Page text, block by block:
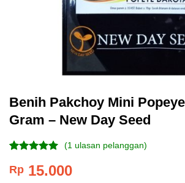
Benih Pakchoy Mini
Gram – New Day Seed
5.00 dari 5
(1 ulasan pelanggan)
Rp 15.000